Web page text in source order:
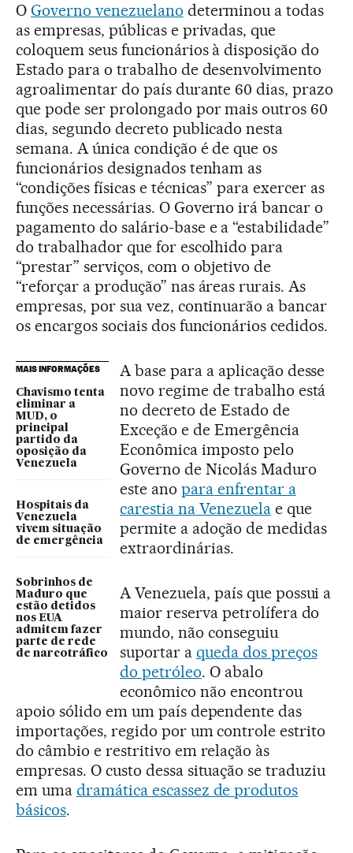
O Governo venezuelano determinou a todas
as empresas, públicas e privadas, que
coloquem seus funcionários à disposição do
Estado para o trabalho de desenvolvimento
agroalimentar do país durante 60 dias, prazo
que pode ser prolongado por mais outros 60
dias, segundo decreto publicado nesta
semana. A única condição é de que os
funcionários designados tenham as
“condições físicas e técnicas” para exercer as
funções necessárias. O Governo irá bancar o
pagamento do salário-base e a “estabilidade”
do trabalhador que for escolhido para
“prestar” serviços, com o objetivo de
“reforçar a produção” nas áreas rurais. As
empresas, por sua vez, continuarão a bancar
os encargos sociais dos funcionários cedidos.
MAIS INFORMAÇÕES
Chavismo tenta
eliminar a
MUD, o
principal
partido da
oposição da
Venezuela
Hospitais da
Venezuela
vivem situação
de emergência
Sobrinhos de
Maduro que
estão detidos
nos EUA
admitem fazer
parte de rede
de narcotráfico
A base para a aplicação desse
novo regime de trabalho está
no decreto de Estado de
Exceção e de Emergência
Econômica imposto pelo
Governo de Nicolás Maduro
este ano para enfrentar a
carestia na Venezuelae que
permite a adoção de medidas
extraordinárias.
A Venezuela, país que possui a
maior reserva petrolífera do
mundo, não conseguiu
suportar a queda dos preços
do petróleo. O abalo
econômico não encontrou
apoio sólido em um país dependente das
importações, regido por um controle estrito
do câmbio e restritivo em relação às
empresas. O custo dessa situação se traduziu
em uma dramática escassez de produtos
básicos.